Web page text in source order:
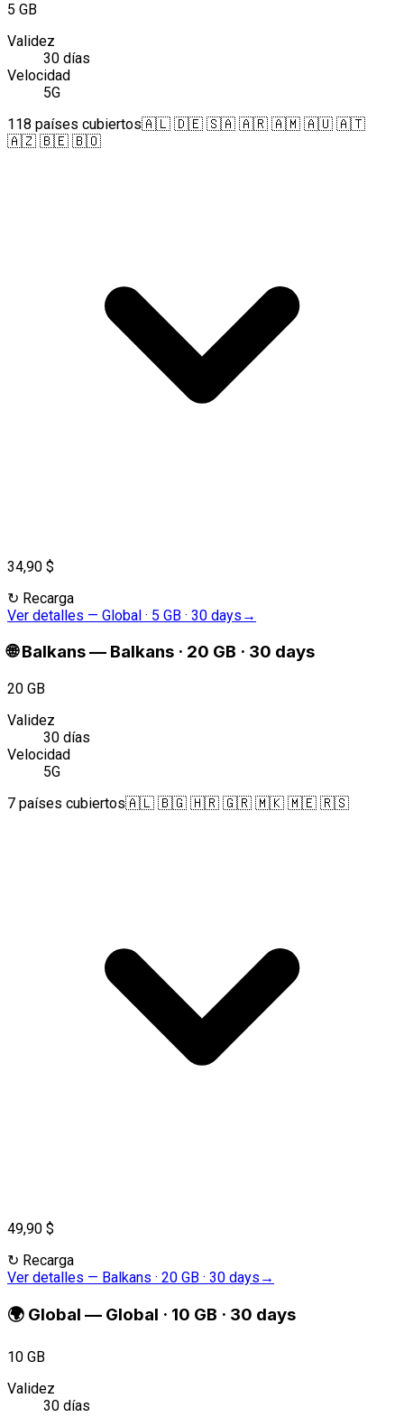
5 GB
Validez
30 días
Velocidad
5G
118 países cubiertos🇦🇱 🇩🇪 🇸🇦 🇦🇷 🇦🇲 🇦🇺 🇦🇹
🇦🇿 🇧🇪 🇧🇴
34,90 $
↻ Recarga
Ver detalles — Global · 5 GB · 30 days →
🌐 Balkans— Balkans · 20 GB · 30 days
20 GB
Validez
30 días
Velocidad
5G
7 países cubiertos🇦🇱 🇧🇬 🇭🇷 🇬🇷 🇲🇰 🇲🇪 🇷🇸
49,90 $
↻ Recarga
Ver detalles — Balkans · 20 GB · 30 days →
🌍 Global — Global · 10 GB · 30 days
10 GB
Validez
30 días